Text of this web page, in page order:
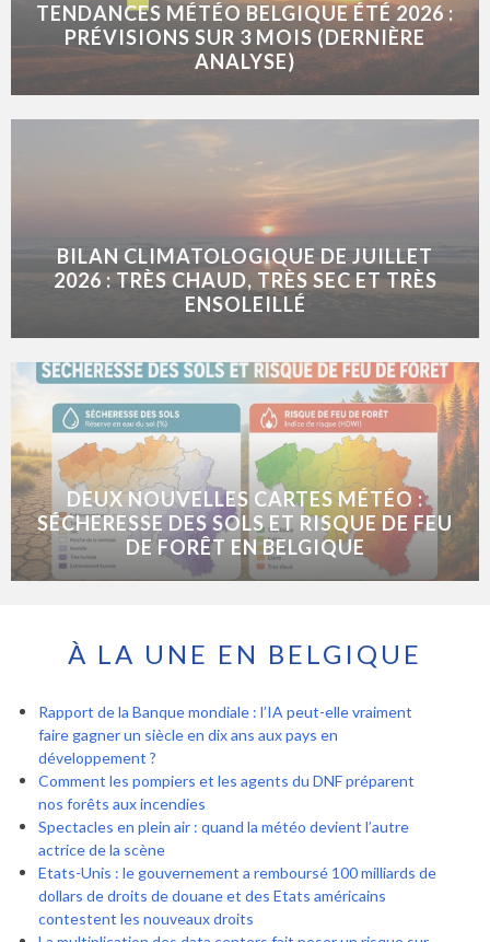
TENDANCES MÉTÉO BELGIQUE ÉTÉ 2026 :
PRÉVISIONS SUR 3 MOIS (DERNIÈRE
ANALYSE)
BILAN CLIMATOLOGIQUE DE JUILLET
2026 : TRÈS CHAUD, TRÈS SEC ET TRÈS
ENSOLEILLÉ
DEUX NOUVELLES CARTES MÉTÉO :
SÉCHERESSE DES SOLS ET RISQUE DE FEU
DE FORÊT EN BELGIQUE
À LA UNE EN BELGIQUE
Rapport de la Banque mondiale : l’IA peut-elle vraiment
faire gagner un siècle en dix ans aux pays en
développement ?
Comment les pompiers et les agents du DNF préparent
nos forêts aux incendies
Spectacles en plein air : quand la météo devient l’autre
actrice de la scène
Etats-Unis : le gouvernement a remboursé 100 milliards de
dollars de droits de douane et des Etats américains
contestent les nouveaux droits